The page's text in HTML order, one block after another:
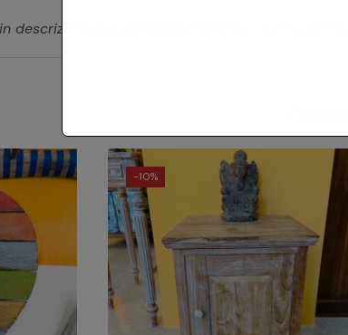
descrizione è puramente indicativo, ai fini del
-10%